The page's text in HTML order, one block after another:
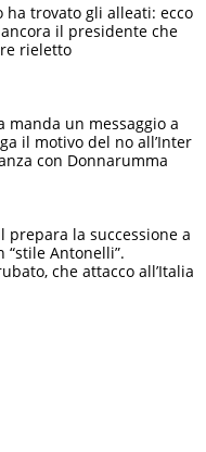
ha trovato gli alleati: ecco
il presidente che
rieletto
manda un messaggio a
il motivo del no all’Inter
con Donnarumma
prepara la successione a
“stile Antonelli”.
che attacco all’Italia